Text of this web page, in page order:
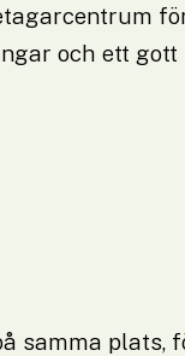
och ett gott
samma plats,